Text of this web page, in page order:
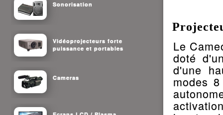
Sonorisation
Vidéoprojecteurs forte
puissance et portables
Cameras
Le
doté
d'une
modes